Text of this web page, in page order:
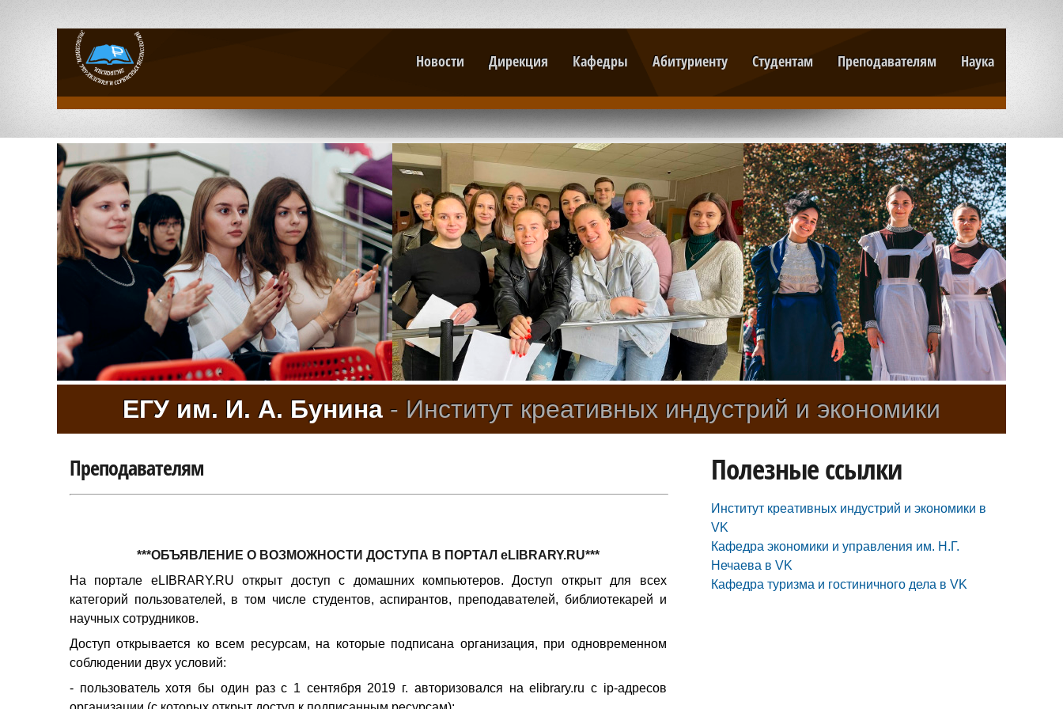
Новости Дирекция Кафедры Абитуриенту Студентам Преподавателям Наука
ЕГУ им. И. А. Бунина - Институт креативных индустрий и экономики
Преподавателям
***ОБЪЯВЛЕНИЕ О ВОЗМОЖНОСТИ ДОСТУПА В ПОРТАЛ eLIBRARY.RU***
На портале eLIBRARY.RU открыт доступ с домашних компьютеров. Доступ открыт для всех
категорий пользователей, в том числе студентов, аспирантов, преподавателей, библиотекарей и
научных сотрудников.
Доступ открывается ко всем ресурсам, на которые подписана организация, при одновременном
соблюдении двух условий:
- пользователь хотя бы один раз с 1 сентября 2019 г. авторизовался на elibrary.ru с ip-адресов
Полезные ссылки
Институт креативных индустрий и экономики в
VK
Кафедра экономики и управления им. Н.Г.
Нечаева в VK
Кафедра туризма и гостиничного дела в VK